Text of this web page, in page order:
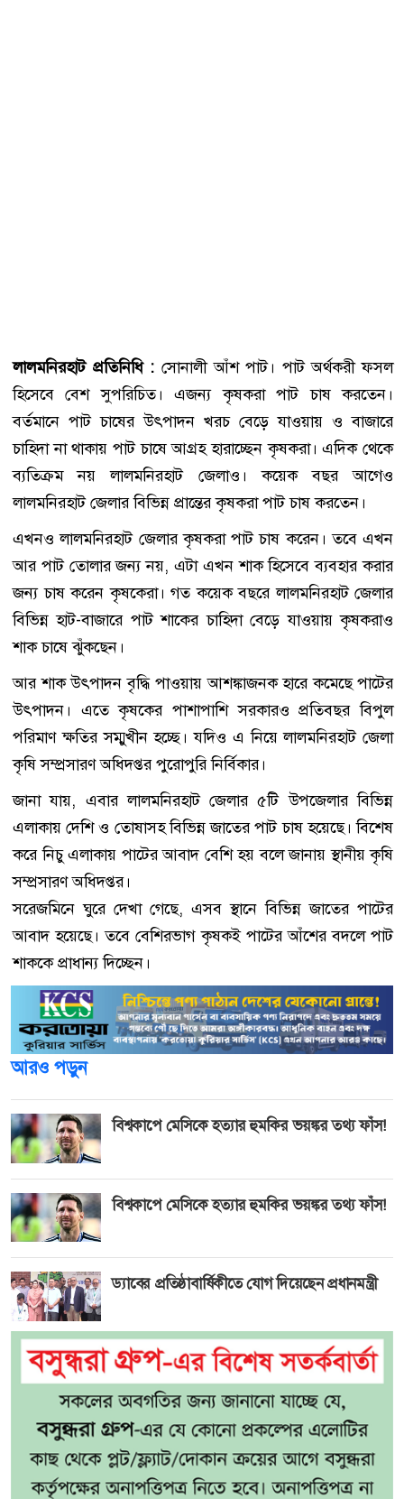
লালমনিরহাট প্রতিনিধি : সোনালী আঁশ পাট। পাট অর্থকরী ফসল
হিসেবে বেশ সুপরিচিত। এজন্য কৃষকরা পাট চাষ করতেন।
বর্তমানে পাট চাষের উৎপাদন খরচ বেড়ে যাওয়ায় ও বাজারে
চাহিদা না থাকায় পাট চাষে আগ্রহ হারাচ্ছেন কৃষকরা। এদিক থেকে
ব্যতিক্রম নয় লালমনিরহাট জেলাও। কয়েক বছর আগেও
লালমনিরহাট জেলার বিভিন্ন প্রান্তের কৃষকরা পাট চাষ করতেন।
এখনও লালমনিরহাট জেলার কৃষকরা পাট চাষ করেন। তবে এখন
আর পাট তোলার জন্য নয়, এটা এখন শাক হিসেবে ব্যবহার করার
জন্য চাষ করেন কৃষকেরা। গত কয়েক বছরে লালমনিরহাট জেলার
বিভিন্ন হাট-বাজারে পাট শাকের চাহিদা বেড়ে যাওয়ায় কৃষকরাও
শাক চাষে ঝুঁকছেন।
আর শাক উৎপাদন বৃদ্ধি পাওয়ায় আশঙ্কাজনক হারে কমেছে পাটের
উৎপাদন। এতে কৃষকের পাশাপাশি সরকারও প্রতিবছর বিপুল
পরিমাণ ক্ষতির সম্মুখীন হচ্ছে। যদিও এ নিয়ে লালমনিরহাট জেলা
কৃষি সম্প্রসারণ অধিদপ্তর পুরোপুরি নির্বিকার।
জানা যায়, এবার লালমনিরহাট জেলার ৫টি উপজেলার বিভিন্ন
এলাকায় দেশি ও তোষাসহ বিভিন্ন জাতের পাট চাষ হয়েছে। বিশেষ
করে নিচু এলাকায় পাটের আবাদ বেশি হয় বলে জানায় স্থানীয় কৃষি
সম্প্রসারণ অধিদপ্তর।
সরেজমিনে ঘুরে দেখা গেছে, এসব স্থানে বিভিন্ন জাতের পাটের
আবাদ হয়েছে। তবে বেশিরভাগ কৃষকই পাটের আঁশের বদলে পাট
শাককে প্রাধান্য দিচ্ছেন।
আরও পড়ুন
বিশ্বকাপে মেসিকে হত্যার হুমকির ভয়ঙ্কর তথ্য ফাঁস!
বিশ্বকাপে মেসিকে হত্যার হুমকির ভয়ঙ্কর তথ্য ফাঁস!
ড্যাবের প্রতিষ্ঠাবার্ষিকীতে যোগ দিয়েছেন প্রধানমন্ত্রী